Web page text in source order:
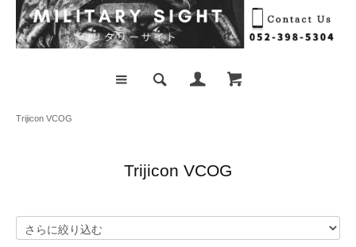
Trijicon VCOG
Trijicon VCOG